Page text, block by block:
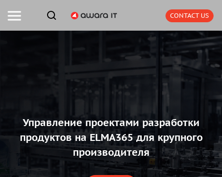
CONTACT US
Управление проектами разработки
продуктов на ELMA365 для крупного
производителя